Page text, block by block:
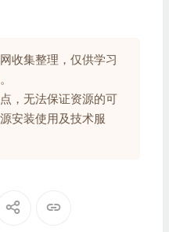
收集整理，仅供学习
，无法保证资源的可
安装使用及技术服